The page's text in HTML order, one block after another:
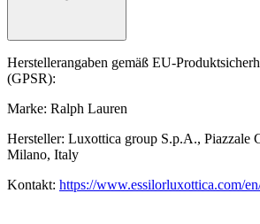
Herstellerangaben gemäß EU-
(GPSR):
Marke: Ralph Lauren
Hersteller: Luxottica group S.p.A., Piazzale
Milano, Italy
Kontakt: https://www.essilorluxottica.com/